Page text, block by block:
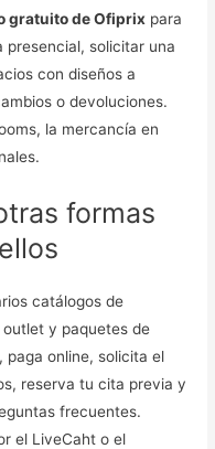
gratuito de Ofiprix para
solicitar una
con diseños a
o devoluciones.
la mercancía en
formas
catálogos de
y paquetes de
paga online, solicita el
reserva tu cita previa y
frecuentes.
el LiveCaht o el